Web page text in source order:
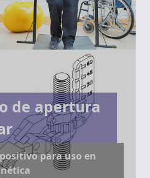
de apertura
para uso en